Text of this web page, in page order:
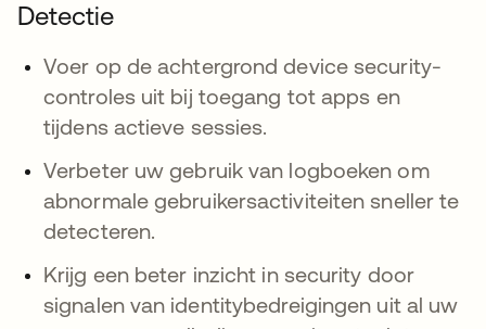
Detectie
Voer op de achtergrond device security-
controles uit bij toegang tot apps en
tijdens actieve sessies.
Verbeter uw gebruik van logboeken om
abnormale gebruikersactiviteiten sneller te
detecteren.
Krijg een beter inzicht in security door
signalen van identitybedreigingen uit al uw